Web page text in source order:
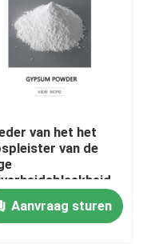
van het het
van de
het Concrete
Aanvraag sturen